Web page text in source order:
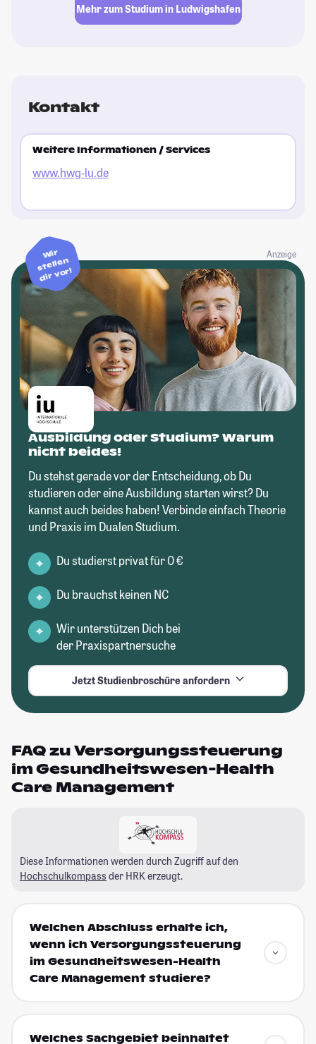
Mehr zum Studium in Ludwigshafen
Kontakt
Weitere Informationen / Services
www.hwg-lu.de
Anzeige
Wir
stellen
dir vor!
Ausbildung oder Studium? Warum
nicht beides!
Du stehst gerade vor der Entscheidung, ob Du
studieren oder eine Ausbildung starten wirst? Du
kannst auch beides haben! Verbinde einfach Theorie
und Praxis im Dualen Studium.
Du studierst privat für 0 €
Du brauchst keinen NC
Wir unterstützen Dich bei
der Praxispartnersuche
Jetzt Studienbroschüre anfordern
FAQ zu Versorgungssteuerung
im Gesundheitswesen-Health
Care Management
Diese Informationen werden durch Zugriff auf den
Hochschulkompass der HRK erzeugt.
Welchen Abschluss erhalte ich,
wenn ich Versorgungssteuerung
im Gesundheitswesen-Health
Care Management studiere?
Welches Sachgebiet beinhaltet